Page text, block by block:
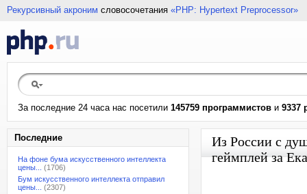
Рекурсивный акроним словосочетания «PHP: Hypertext Preprocessor»
За последние 24 часа нас посетили 145759 программистов и 9337
Последние
На фоне бума искусственного интеллекта
цены...
(1706)
Бум искусственного интеллекта отправил
цены...
(2307)
Из России с
геймплей за